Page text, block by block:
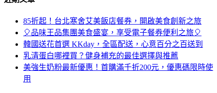
85折起！台北寒舍艾美飯店餐券，開啟美食創新之旅
🎈品味王品集團美食盛宴，享受電子餐券便利之旅🎈
韓國送花首選 KKday，全區配送，心意百分之百送到
乳清蛋白哪裡買？健身補充的最佳選擇與推薦
美強生奶粉最新優惠！首購滿千折200元，優惠碼限時使
用